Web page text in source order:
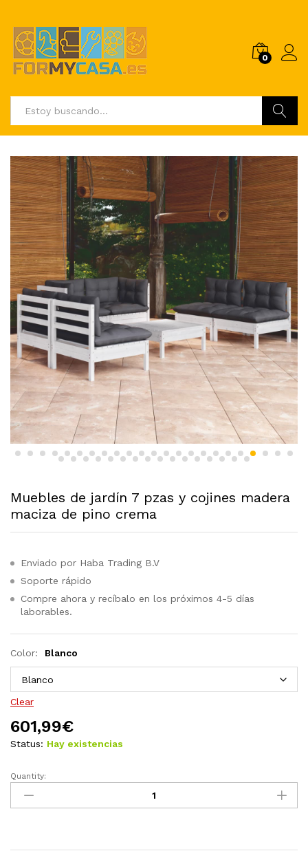
0
Muebles de jardín 7 pzas y cojines madera
maciza de pino crema
Enviado por Haba Trading B.V
Soporte rápido
Compre ahora y recíbalo en los próximos 4-5 días
laborables.
Color: Blanco
Clear
601,99€
Status: Hay existencias
Muebles
jardín
Quantity: